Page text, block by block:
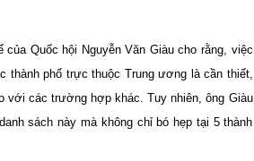
của Quốc hội Nguyễn Văn Giàu cho rằng, việc
phố trực thuộc Trung ương là cần thiết,
với các trường hợp khác. Tuy nhiên, ông Giàu
sách này mà không chỉ bó hẹp tại 5 thành